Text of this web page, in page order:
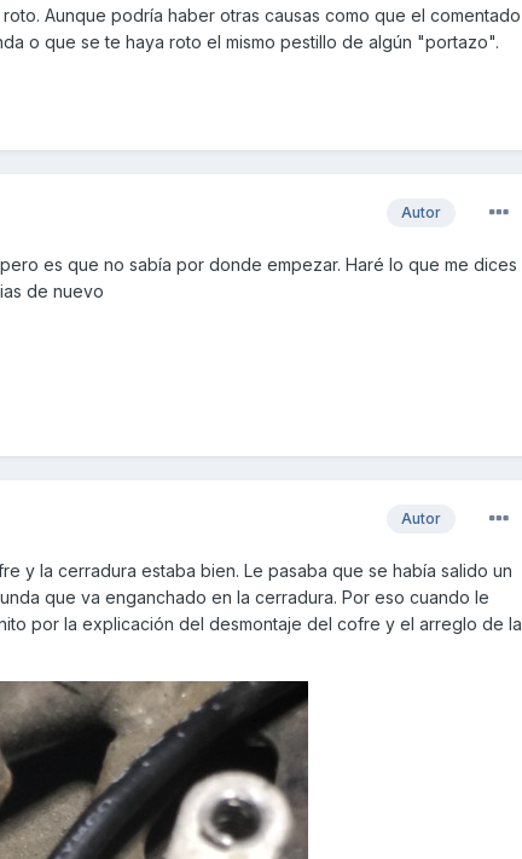
Aunque podría haber otras causas como que el comentado
o que se te haya roto el mismo pestillo de algún "portazo".
Autor
es que no sabía por donde empezar. Haré lo que me dices
de nuevo
Autor
y la cerradura estaba bien. Le pasaba que se había salido un
que va enganchado en la cerradura. Por eso cuando le
por la explicación del desmontaje del cofre y el arreglo de la